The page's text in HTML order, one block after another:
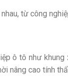
từ công
ô tô như khung
nâng cao tính